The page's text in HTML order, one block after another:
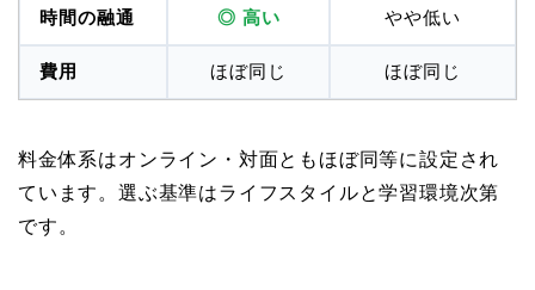
時間の融通 ◎ 高い やや低い
費用 ほぼ同じ ほぼ同じ
料金体系はオンライン・対面ともほぼ同等に設定され
ています。選ぶ基準はライフスタイルと学習環境次第
です。